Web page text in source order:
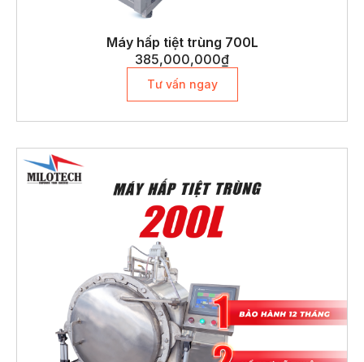
Máy hấp tiệt trùng 700L
385,000,000₫
Tư vấn ngay